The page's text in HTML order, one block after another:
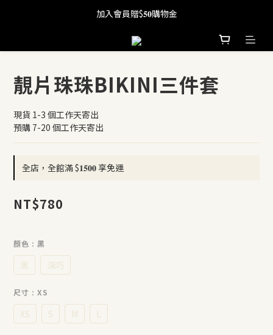
全館滿 $𝟏𝟓𝟎𝟎 享免運
加入會員贈$𝟓𝟎購物金
全館滿 $𝟏𝟓𝟎𝟎 享免運
靚片珠珠BIKINI三件套
現貨 1-3 個工作天寄出
預購 7-20 個工作天寄出
全店，全館滿 $𝟏𝟓𝟎𝟎 享免運
NT$780
顏色 : 黑
黑 深巧
尺寸 : XS
XS S M L